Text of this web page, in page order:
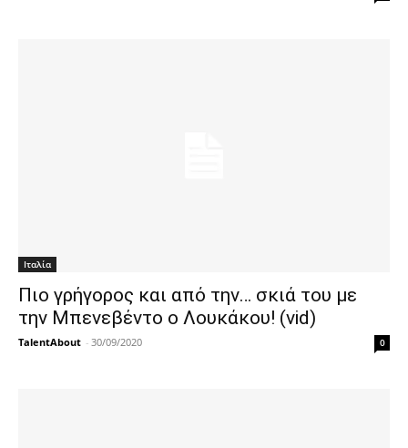
Ιταλία
Πιο γρήγορος και από την… σκιά του με
την Μπενεβέντο ο Λουκάκου! (vid)
TalentAbout - 30/09/2020 0